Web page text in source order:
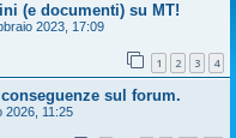
(e documenti) su MT!
2023, 17:09
1 2 3 4
sul forum.
2026, 11:25